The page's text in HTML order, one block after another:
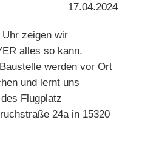
17.04.2024
zeigen wir
alles so kann.
werden vor Ort
und lernt uns
Flugplatz
24a in 15320